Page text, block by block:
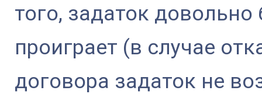
того, задаток
проиграет (в случае
договора задаток не